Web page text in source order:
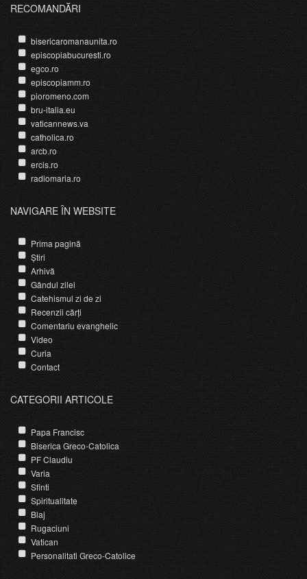
RECOMANDĂRI
bisericaromanaunita.ro
episcopiabucuresti.ro
egco.ro
episcopiamm.ro
pioromeno.com
bru-italia.eu
vaticannews.va
catholica.ro
arcb.ro
ercis.ro
radiomaria.ro
NAVIGARE ÎN WEBSITE
Prima pagină
Știri
Arhivă
Gândul zilei
Catehismul zi de zi
Recenzii cărți
Comentariu evanghelic
Video
Curia
Contact
CATEGORII ARTICOLE
Papa Francisc
Biserica Greco-Catolica
PF Claudiu
Varia
Sfinti
Spiritualitate
Blaj
Rugaciuni
Vatican
Personalitati Greco-Catolice